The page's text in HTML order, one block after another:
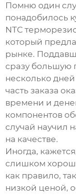
Помню один
понадобилось
NTC
который
рынке.
сразу большую
несколько
часть заказа
времени и
компонентов
случай научил
на качестве.
Иногда,
слишком
как правило,
низкой ценой,